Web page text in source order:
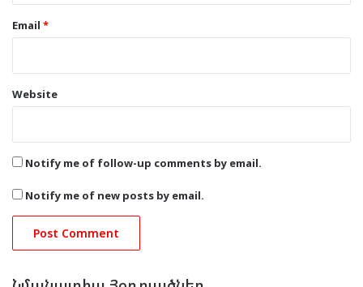
Email *
Website
Notify me of follow-up comments by email.
Notify me of new posts by email.